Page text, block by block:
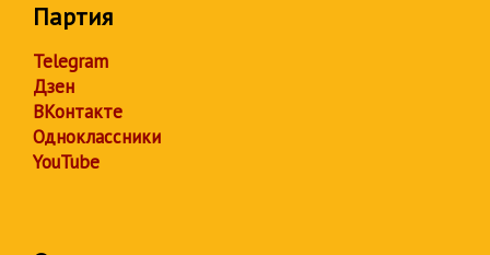
Партия
Telegram
Дзен
ВКонтакте
Одноклассники
YouTube